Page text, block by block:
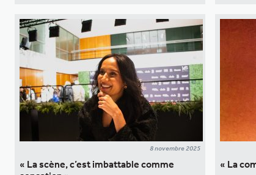
8 novembre 2025
« La scène, c’est imbattable comme
« La